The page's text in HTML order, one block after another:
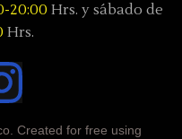
20:00 Hrs. y sábado de
Hrs.
Created for free using